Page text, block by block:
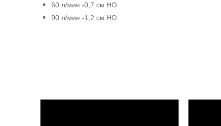
60 л/мин -0,7 см НО
90 л/мин -1,2 см НО